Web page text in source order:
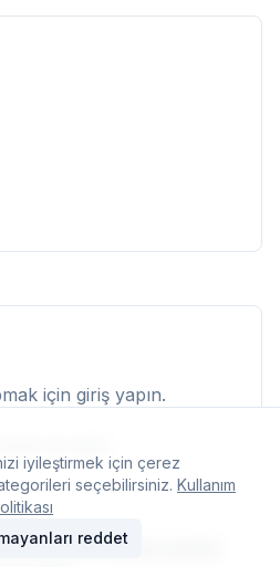
için giriş yapın.
siz yapın.
EkipİletişimÇerez ayarları
iyileştirmek için çerez
seçebilirsiniz. Kullanım
reddet